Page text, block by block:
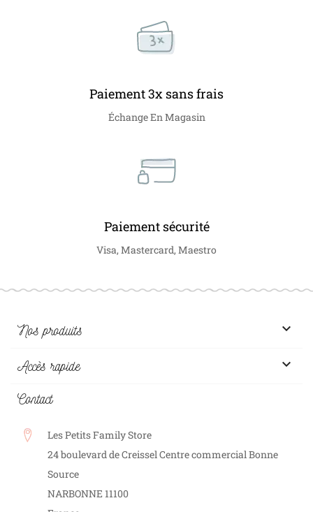
Paiement 3x sans frais
Échange En Magasin
Paiement sécurité
Visa, Mastercard, Maestro
Nos produits 
Accès rapide 
Contact
Les Petits Family Store
24 boulevard de Creissel Centre commercial Bonne
Source
NARBONNE 11100